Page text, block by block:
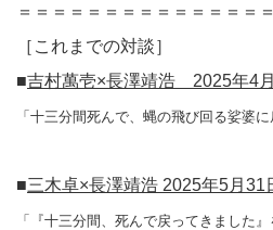
＝＝＝＝＝＝＝＝＝＝＝＝＝＝
［これまでの対談］
■吉村萬壱×長澤靖浩 2025年4
「十三分間死んで、蝿の飛び回る娑婆に
■三木卓×長澤靖浩 2025年5月31
「『十三分間、死んで戻ってきました』